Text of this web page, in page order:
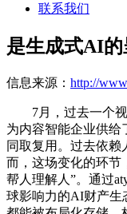
联系我们
是生成式AI的
信息来源： http://
7月，过去一个视
为内容智能企业供给
同取复用。过去依赖
而，这场变化的环节
帮人理解人”。通过
球影响力的AI财产生